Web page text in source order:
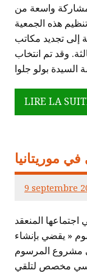
بمشاركة واسعة من
هذه الجمعية
إلى تجديد مكاتب
وقد تم انتخاب
LIRE LA
موريتانيا
9 septembre
المنعقد
مشروع مرسوم « يقضي بإنشاء
مشروع المرسوم
مخصص لتلقي